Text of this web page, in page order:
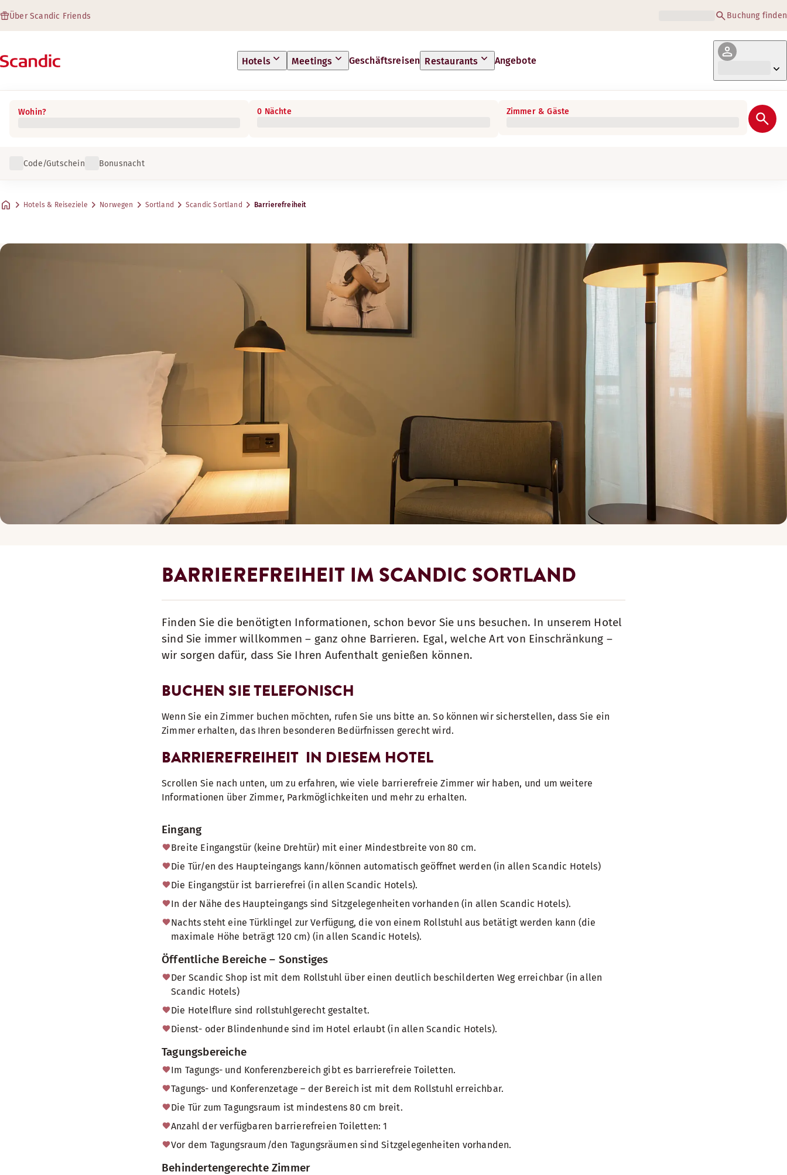
Über Scandic Friends Buchung finden
Hotels Meetings Geschäftsreisen Restaurants Angebote
Wohin? 0 Nächte Zimmer & Gäste
Code/Gutschein Bonusnacht
Hotels & Reiseziele Norwegen Sortland Scandic Sortland Barrierefreiheit
BARRIEREFREIHEIT IM SCANDIC SORTLAND
Finden Sie die benötigten Informationen, schon bevor Sie uns besuchen. In unserem Hotel
sind Sie immer willkommen – ganz ohne Barrieren. Egal, welche Art von Einschränkung –
wir sorgen dafür, dass Sie Ihren Aufenthalt genießen können.
BUCHEN SIE TELEFONISCH
Wenn Sie ein Zimmer buchen möchten, rufen Sie uns bitte an. So können wir sicherstellen, dass Sie ein
Zimmer erhalten, das Ihren besonderen Bedürfnissen gerecht wird.
BARRIEREFREIHEIT IN DIESEM HOTEL
Scrollen Sie nach unten, um zu erfahren, wie viele barrierefreie Zimmer wir haben, und um weitere
Informationen über Zimmer, Parkmöglichkeiten und mehr zu erhalten.
Eingang
Breite Eingangstür (keine Drehtür) mit einer Mindestbreite von 80 cm.
Die Tür/en des Haupteingangs kann/können automatisch geöffnet werden (in allen Scandic Hotels)
Die Eingangstür ist barrierefrei (in allen Scandic Hotels).
In der Nähe des Haupteingangs sind Sitzgelegenheiten vorhanden (in allen Scandic Hotels).
Nachts steht eine Türklingel zur Verfügung, die von einem Rollstuhl aus betätigt werden kann (die
maximale Höhe beträgt 120 cm) (in allen Scandic Hotels).
Öffentliche Bereiche – Sonstiges
Der Scandic Shop ist mit dem Rollstuhl über einen deutlich beschilderten Weg erreichbar (in allen
Scandic Hotels)
Die Hotelflure sind rollstuhlgerecht gestaltet.
Dienst- oder Blindenhunde sind im Hotel erlaubt (in allen Scandic Hotels).
Tagungsbereiche
Im Tagungs- und Konferenzbereich gibt es barrierefreie Toiletten.
Tagungs- und Konferenzetage – der Bereich ist mit dem Rollstuhl erreichbar.
Die Tür zum Tagungsraum ist mindestens 80 cm breit.
Anzahl der verfügbaren barrierefreien Toiletten: 1
Vor dem Tagungsraum/den Tagungsräumen sind Sitzgelegenheiten vorhanden.
Behindertengerechte Zimmer